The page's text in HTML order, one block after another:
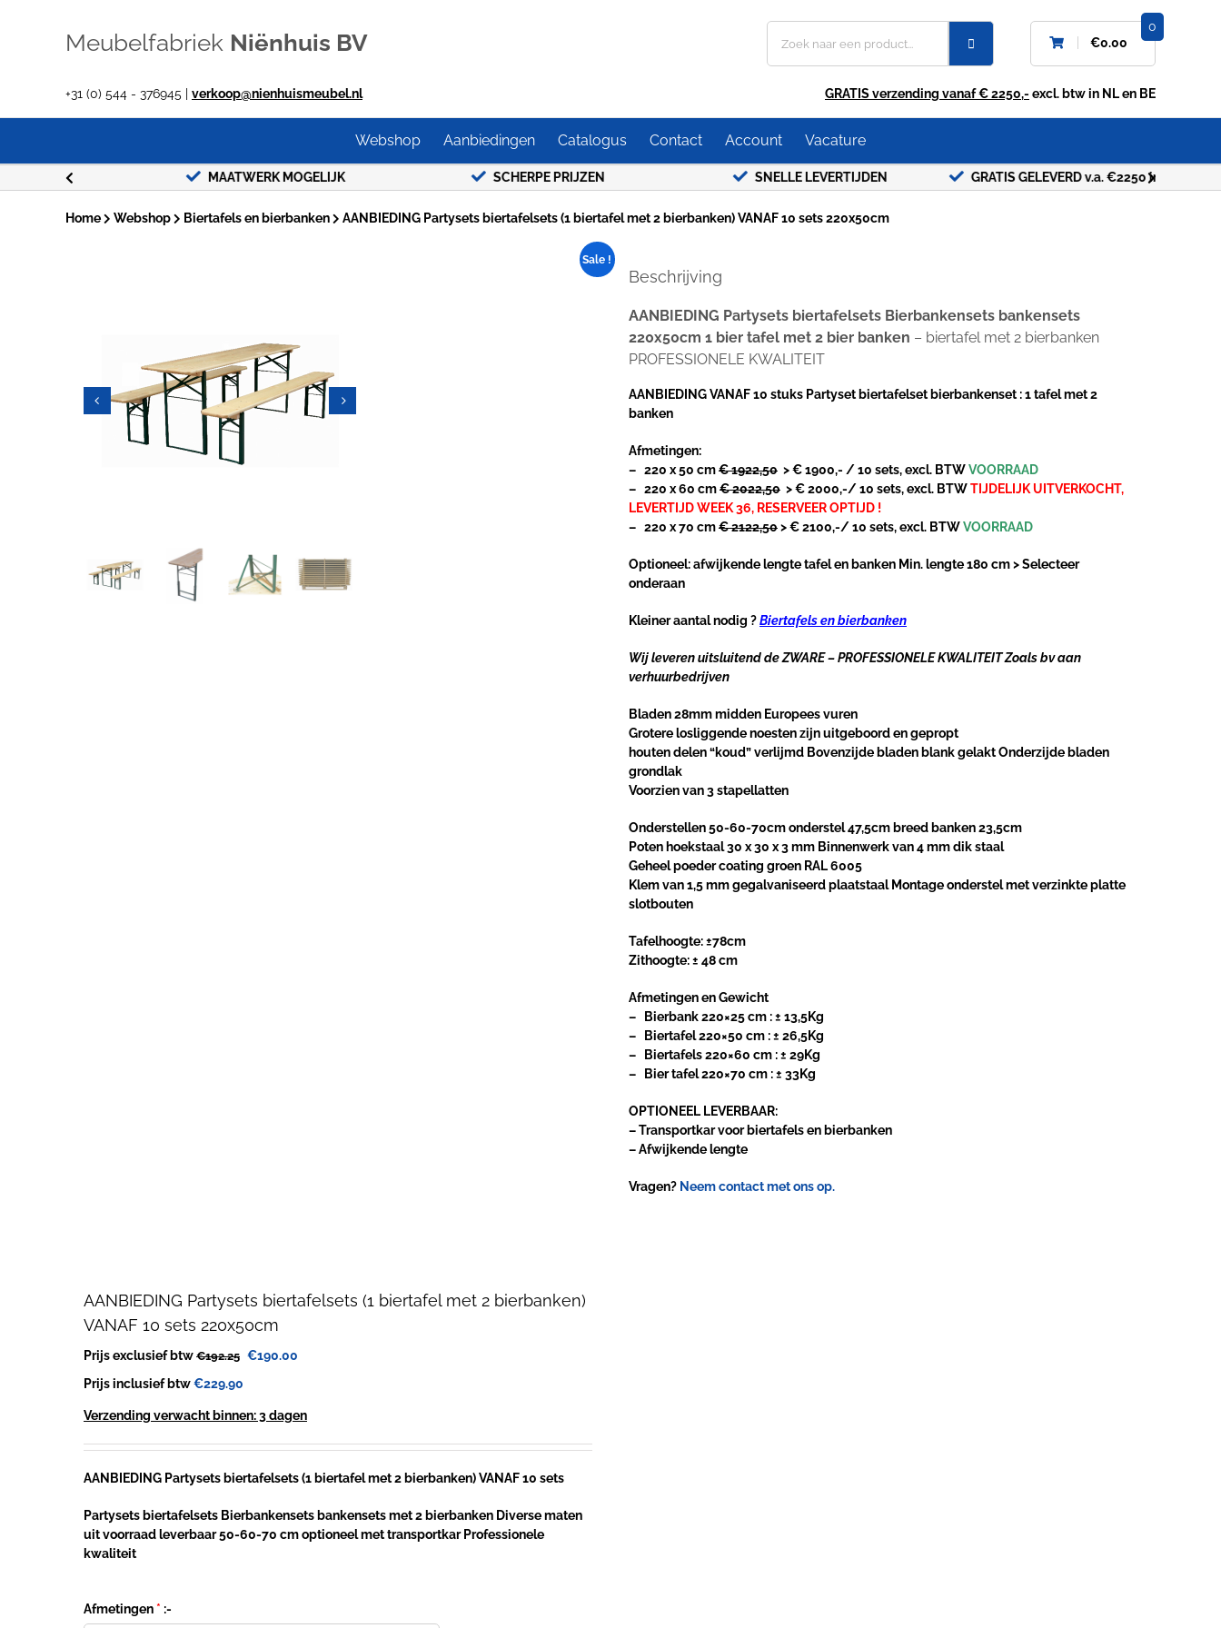
Meubelfabriek Niënhuis BV €0.00
0
naar:
+31 (0) 544 - 376945 | verkoop@nienhuismeubel.nl GRATIS verzending vanaf € 2250,- excl. btw in NL en BE
Webshop Aanbiedingen Catalogus Contact Account Vacature
MAATWERK MOGELIJK SCHERPE PRIJZEN SNELLE LEVERTIJDEN GRATIS GELEVERD v.a. €2250 in NL en BE
Home Webshop Biertafels en bierbanken AANBIEDING Partysets biertafelsets (1 biertafel met 2 bierbanken) VANAF 10 sets 220x50cm
Sale !
AANBIEDING Partysets biertafelsets (1 biertafel met 2 bierbanken)
VANAF 10 sets 220x50cm
Prijs exclusief btw €192.25 Oorspronkelijke
€192.25.
€190.00
€190.00.
Prijs inclusief btw€229.90
Verzending verwacht binnen: 3 dagen
AANBIEDING Partysets biertafelsets (1 biertafel met 2 bierbanken) VANAF 10 sets
Partysets biertafelsets Bierbankensets bankensets met 2 bierbanken Diverse maten
uit voorraad leverbaar 50-60-70 cm optioneel met transportkar Professionele
kwaliteit
Afmetingen * :-
Beschrijving
AANBIEDING Partysets biertafelsets Bierbankensets bankensets
220x50cm 1 bier tafel met 2 bier banken – biertafel met 2 bierbanken
PROFESSIONELE KWALITEIT
AANBIEDING VANAF 10 stuks Partyset biertafelset bierbankenset : 1 tafel met 2
banken
Afmetingen:
– 220 x 50 cm€ 1922,50 > € 1900,- / 10 sets, excl. BTWVOORRAAD
– 220 x 60 cm€ 2022,50 > € 2000,-/ 10 sets, excl. BTWTIJDELIJK UITVERKOCHT,
LEVERTIJD WEEK 36, RESERVEER OPTIJD !
– 220 x 70 cm€ 2122,50> € 2100,-/ 10 sets, excl. BTWVOORRAAD
Optioneel: afwijkende lengte tafel en banken Min. lengte 180 cm > Selecteer
onderaan
Kleiner aantal nodig ?Biertafels en bierbanken
Wij leveren uitsluitend de ZWARE – PROFESSIONELE KWALITEIT Zoals bv aan
verhuurbedrijven
Bladen 28mm midden Europees vuren
Grotere losliggende noesten zijn uitgeboord en gepropt
houten delen “koud” verlijmd Bovenzijde bladen blank gelakt Onderzijde bladen
grondlak
Voorzien van 3 stapellatten
Onderstellen50-60-70cm onderstel 47,5cm breed banken 23,5cm
Poten hoekstaal 30 x 30 x 3 mm Binnenwerk van 4 mm dik staal
Geheel poeder coating groen RAL 6005
Klem van 1,5 mm gegalvaniseerd plaatstaal Montage onderstel met verzinkte platte
slotbouten
Tafelhoogte: ±78cm
Zithoogte: ± 48 cm
Afmetingen en Gewicht
– Bierbank 220×25 cm : ± 13,5Kg
– Biertafel 220×50 cm : ± 26,5Kg
– Biertafels 220×60 cm : ± 29Kg
– Bier tafel 220×70 cm : ± 33Kg
OPTIONEEL LEVERBAAR:
– Transportkar voor biertafels en bierbanken
– Afwijkende lengte
Vragen? Neem contact met ons op.